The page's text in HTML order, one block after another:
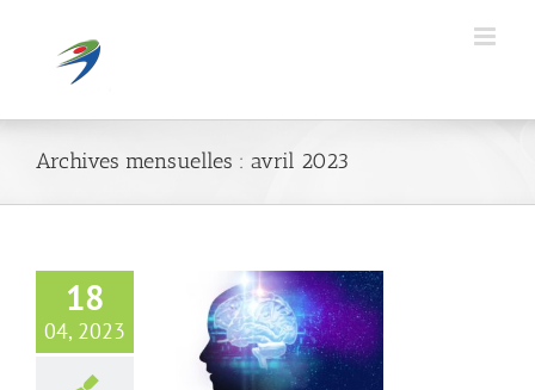
contenu
Archives mensuelles : avril 2023
18
04, 2023
d’évaluation
mentale en